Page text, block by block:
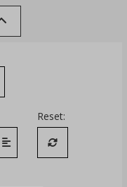
między literami
Zmień interlinię i margines
Reset:
Przywróć